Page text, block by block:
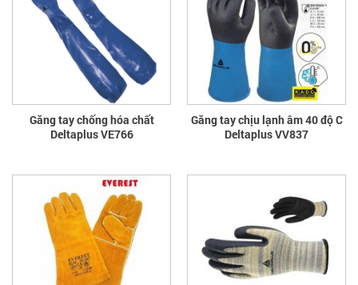
Găng tay chống hóa chất
Deltaplus VE766
Găng tay chịu lạnh âm 40 độ C
Deltaplus VV837